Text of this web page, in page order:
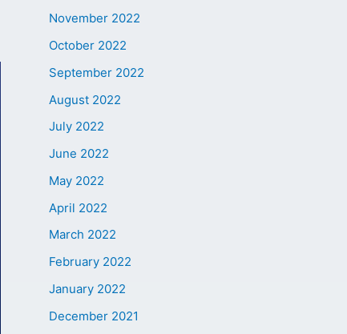
November 2022
October 2022
September 2022
August 2022
July 2022
June 2022
May 2022
April 2022
March 2022
February 2022
January 2022
December 2021